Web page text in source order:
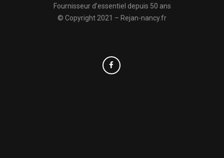
Fournisseur d’essentiel depuis 50 ans
© Copyright 2021 – Rejan-nancy.fr